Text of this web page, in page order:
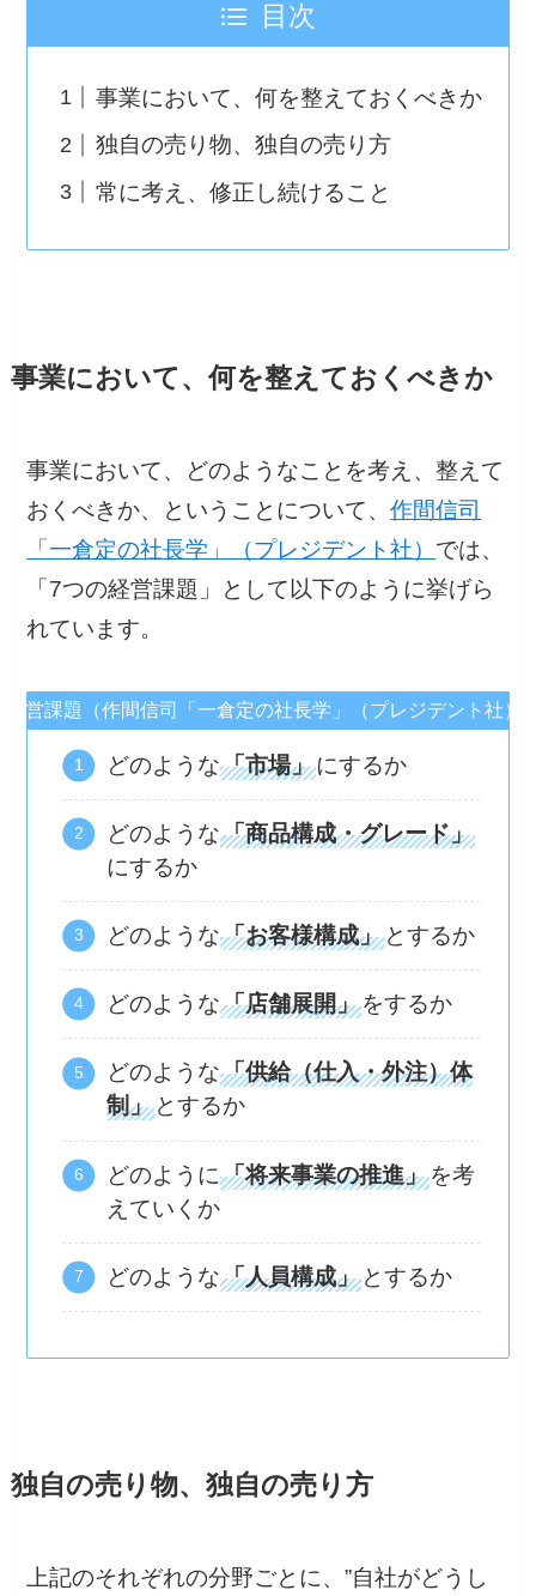
目次
事業において、何を整えておくべきか
独自の売り物、独自の売り方
常に考え、修正し続けること
事業において、何を整えておくべきか
事業において、どのようなことを考え、整えて
おくべきか、ということについて、作間信司
「一倉定の社長学」（プレジデント社） では、
「7つの経営課題」として以下のように挙げら
れています。
経営課題（作間信司「一倉定の社長学」（プレジデント社）
どのような「市場」にするか
どのような「商品構成・グレード」
にするか
どのような「お客様構成」 とするか
どのような「店舗展開」をするか
どのような「供給（仕入・外注）体
制」 とするか
どのように「将来事業の推進」を考
えていくか
どのような「人員構成」 とするか
独自の売り物、独自の売り方
上記のそれぞれの分野ごとに、”自社がどうし